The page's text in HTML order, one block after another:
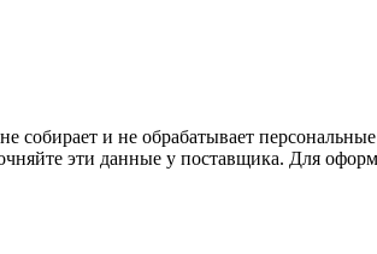
и не обрабатывает
эти данные у поставщика. Для